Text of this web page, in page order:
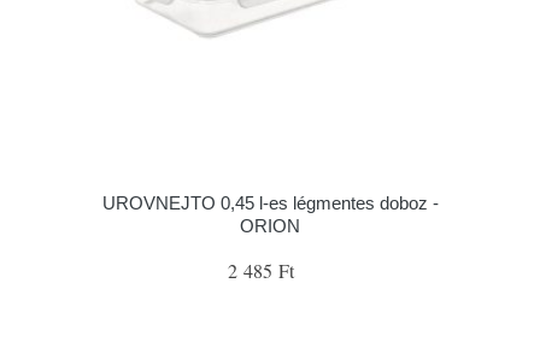
UROVNEJTO 0,45 l-es légmentes doboz -
ORION
2 485 Ft